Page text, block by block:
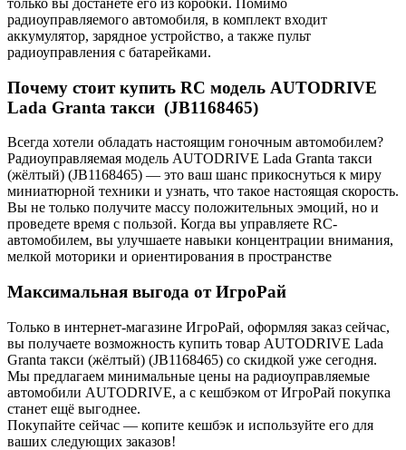
только вы достанете его из коробки. Помимо
радиоуправляемого автомобиля, в комплект входит
аккумулятор, зарядное устройство, а также пульт
радиоуправления c батарейками.
Почему стоит купить RC модель AUTODRIVE
Lada Granta такси (JB1168465)
Всегда хотели обладать настоящим гоночным автомобилем?
Радиоуправляемая модель AUTODRIVE Lada Granta такси
(жёлтый) (JB1168465) — это ваш шанс прикоснуться к миру
миниатюрной техники и узнать, что такое настоящая скорость.
Вы не только получите массу положительных эмоций, но и
проведете время с пользой. Когда вы управляете RC-
автомобилем, вы улучшаете навыки концентрации внимания,
мелкой моторики и ориентирования в пространстве
Максимальная выгода от ИгроРай
Только в интернет-магазине ИгроРай, оформляя заказ сейчас,
вы получаете возможность купить товар AUTODRIVE Lada
Granta такси (жёлтый) (JB1168465) со скидкой уже сегодня.
Мы предлагаем минимальные цены на радиоуправляемые
автомобили AUTODRIVE, а с кешбэком от ИгроРай покупка
станет ещё выгоднее.
Покупайте сейчас — копите кешбэк и используйте его для
ваших следующих заказов!